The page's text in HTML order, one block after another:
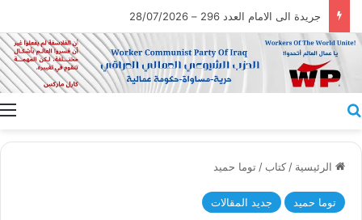
جريدة الى الامام العدد 296 – 28/07/2026
الرئيسية /كتاب /توما حميد
توما حميد جديد المقالات